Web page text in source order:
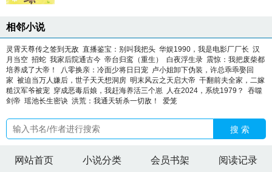
相邻小说
灵霄天尊传之签到无敌 直播鉴宝：别叫我把头 华娱1990，我是电影厂厂长 汉
月当空 招蛇 我家后院通古今 帝台归鸾（重生） 白夜浮生录 震惊：我把废柴都
培养成了大帝！
八零换亲：冷面少将日日宠 卢小姐卸下伪装，许总乖乖娶回
家 被迫当万人嫌后，世子天天想洞房 明末风云之天启大帝 干翻前夫全家，二嫁
糙汉军爷被宠 穿成恶毒后娘，我赶海养活三个崽 人在2024，系统1979？
吞噬
剑帝 瑶池长生密诀 洪荒：我通天斩杀一切敌！ 爱笼
搜 索
网站首页 小说分类 会员书架 阅读记录